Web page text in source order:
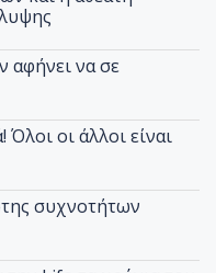
αφήνει να σε
οι άλλοι είναι
συχνοτήτων